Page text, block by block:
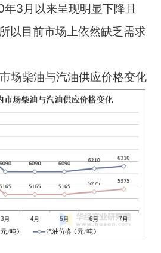
3月以来呈现明显下降且
以目前市场上依然缺乏需求
场柴油与汽油供应价格变化